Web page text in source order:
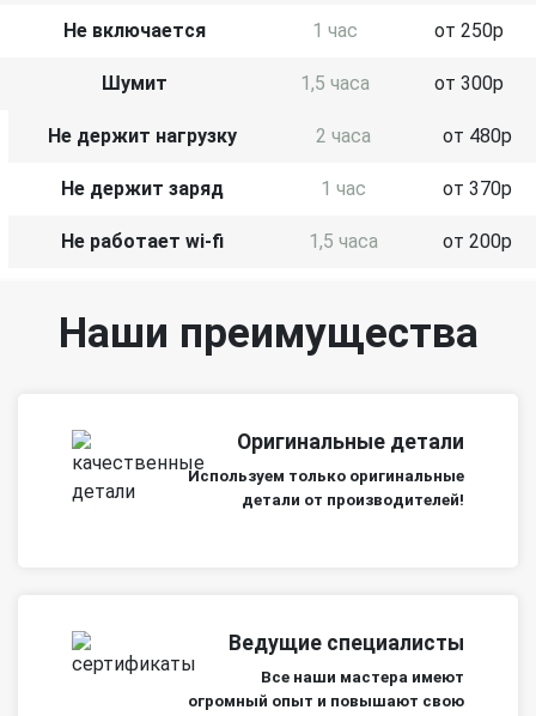
Не включается 1 час от 250р
Шумит 1,5 часа от 300р
Не держит нагрузку 2 часа от 480р
Не держит заряд 1 час от 370р
Не работает wi-fi 1,5 часа от 200р
Наши преимущества
Оригинальные детали
Используем только оригинальные
детали от производителей!
Ведущие специалисты
Все наши мастера имеют
огромный опыт и повышают свою